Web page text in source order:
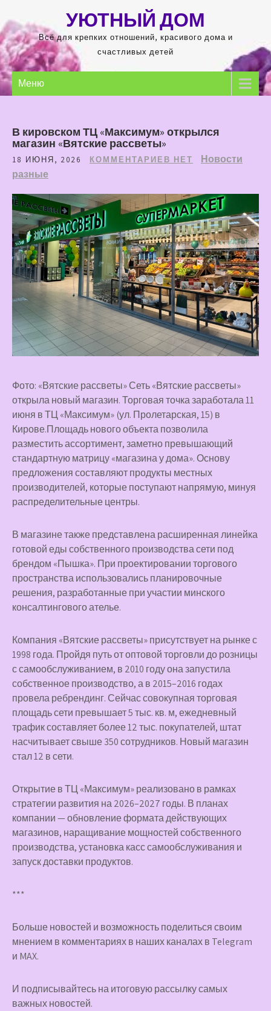
содержимому
УЮТНЫЙ ДОМ
Всё для крепких отношений, красивого дома и
счастливых детей
Меню
В кировском ТЦ «Максимум» открылся
магазин «Вятские рассветы»
18 ИЮНЯ, 2026 КОММЕНТАРИЕВ НЕТ
Новости
разные
Фото: «Вятские рассветы» Сеть «Вятские рассветы»
открыла новый магазин. Торговая точка заработала 11
июня в ТЦ «Максимум» (ул. Пролетарская, 15) в
Кирове.Площадь нового объекта позволила
разместить ассортимент, заметно превышающий
стандартную матрицу «магазина у дома». Основу
предложения составляют продукты местных
производителей, которые поступают напрямую, минуя
распределительные центры.
В магазине также представлена расширенная линейка
готовой еды собственного производства сети под
брендом «Пышка». При проектировании торгового
пространства использовались планировочные
решения, разработанные при участии минского
консалтингового ателье.
Компания «Вятские рассветы» присутствует на рынке с
1998 года. Пройдя путь от оптовой торговли до розницы
с самообслуживанием, в 2010 году она запустила
собственное производство, а в 2015–2016 годах
провела ребрендинг. Сейчас совокупная торговая
площадь сети превышает 5 тыс. кв. м, ежедневный
трафик составляет более 12 тыс. покупателей, штат
насчитывает свыше 350 сотрудников. Новый магазин
стал 12 в сети.
Открытие в ТЦ «Максимум» реализовано в рамках
стратегии развития на 2026–2027 годы. В планах
компании — обновление формата действующих
магазинов, наращивание мощностей собственного
производства, установка касс самообслуживания и
запуск доставки продуктов.
***
Больше новостей и возможность поделиться своим
мнением в комментариях в наших каналах в Telegram
и MAX.
И подписывайтесьна итоговую рассылку самых
важных новостей.